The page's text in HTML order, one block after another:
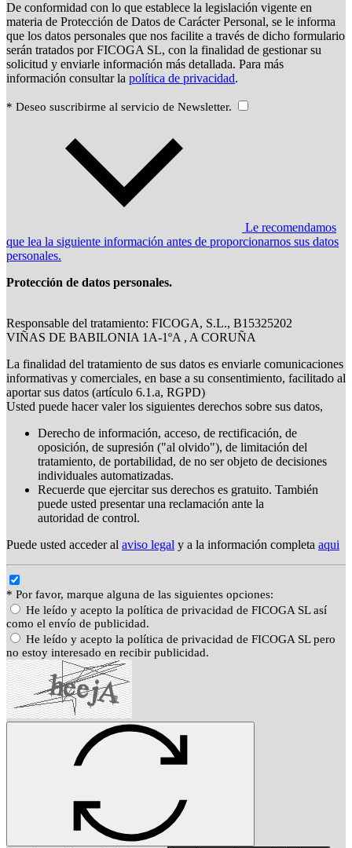
De conformidad con lo que establece la legislación vigente en
materia de Protección de Datos de Carácter Personal, se le informa
que los datos personales que nos facilite a través de dicho formulario
serán tratados por FICOGA SL, con la finalidad de gestionar su
solicitud y enviarle información más detallada. Para más
información consultar la política de privacidad.
* Deseo suscribirme al servicio de Newsletter.
Le recomendamos
que lea la siguiente información antes de proporcionarnos sus datos
personales.
Protección de datos personales.
Responsable del tratamiento: FICOGA, S.L., B15325202
VIÑAS DE BABILONIA 1A-1ºA , A CORUÑA
La finalidad del tratamiento de sus datos es enviarle comunicaciones
informativas y comerciales, en base a su consentimiento, facilitado al
aportar sus datos (artículo 6.1.a, RGPD)
Usted puede hacer valer los siguientes derechos sobre sus datos,
Derecho de información, acceso, de rectificación, de
oposición, de supresión ("al olvido"), de limitación del
tratamiento, de portabilidad, de no ser objeto de decisiones
individuales automatizadas.
Recuerde que ejercitar sus derechos es gratuito. También
puede usted presentar una reclamación ante la
autoridad de control.
Puede usted acceder al aviso legal y a la información completa aqui
* Por favor, marque alguna de las siguientes opciones:
He leído y acepto la política de privacidad de FICOGA SL así
como el envío de publicidad.
He leído y acepto la política de privacidad de FICOGA SL pero
no estoy interesado en recibir publicidad.